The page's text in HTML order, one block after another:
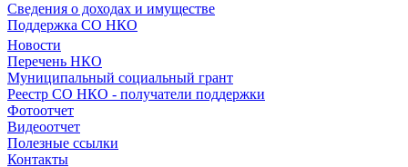
Сведения о доходах и имуществе
Поддержка СО НКО
Новости
Перечень НКО
Муниципальный социальный грант
Реестр СО НКО - получатели поддержки
Фотоотчет
Видеоотчет
Полезные ссылки
Контакты